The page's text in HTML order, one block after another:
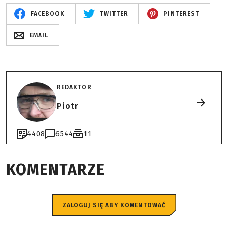
FACEBOOK TWITTER PINTEREST
EMAIL
REDAKTOR
Piotr
4408 6544 11
KOMENTARZE
ZALOGUJ SIĘ ABY KOMENTOWAĆ